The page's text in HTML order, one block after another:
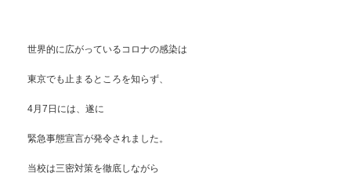
世界的に広がっているコロナの感染は
東京でも止まるところを知らず、
4月7日には、遂に
緊急事態宣言が発令されました。
当校は三密対策を徹底しながら